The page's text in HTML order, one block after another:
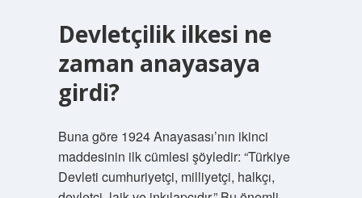
Devletçilik ilkesi ne
zaman anayasaya
girdi?
Buna göre 1924 Anayasası’nın ikinci
maddesinin ilk cümlesi şöyledir: “Türkiye
Devleti cumhuriyetçi, milliyetçi, halkçı,